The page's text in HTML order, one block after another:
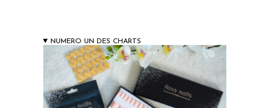
NUMERO UN DES CHARTS